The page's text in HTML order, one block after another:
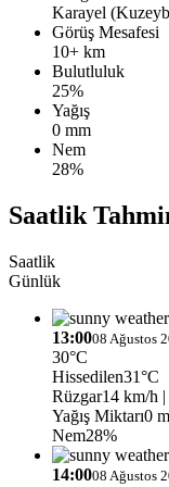
Karayel
Görüş Mesafesi
10+ km
Bulutluluk
25%
Yağış
0 mm
Nem
28%
Saatlik
Saatlik
Günlük
13:0008 Ağustos
30°C
Hissedilen31°C
Rüzgar14 km/h
Yağış Miktarı0
Nem28%
14:0008 Ağustos